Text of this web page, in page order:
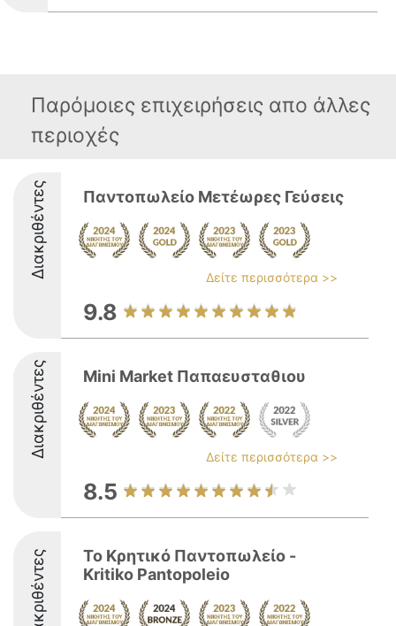
Παρόμοιες επιχειρήσεις απο άλλες
περιοχές
Διακριθέντες Παντοπωλείο Μετέωρες Γεύσεις
Δείτε περισσότερα >>
9.8
Διακριθέντες Mini Market Παπαευσταθιου
Δείτε περισσότερα >>
8.5
Διακριθέντες
Το Κρητικό Παντοπωλείο -
Kritiko Pantopoleio